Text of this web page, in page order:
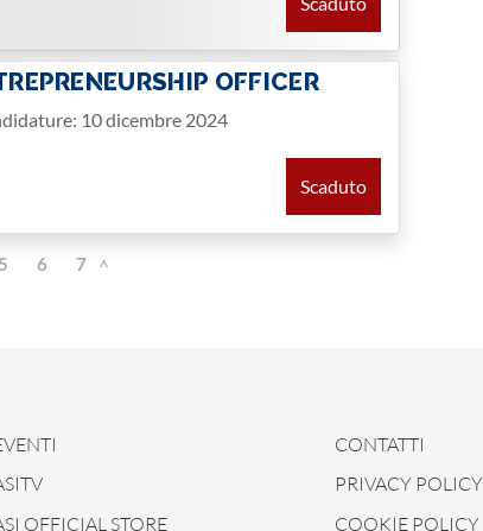
OFFICER
10 dicembre 2024
Scaduto
5 6 7 >
OFFICIAL STORE
CONTATTI
PRIVACY POLICY
COOKIE POLICY